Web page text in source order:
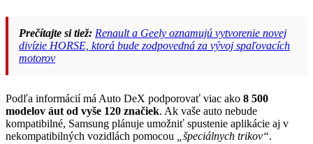
Prečítajte si tiež: Renault a Geely oznamujú vytvorenie novej
divízie HORSE, ktorá bude zodpovedná za vývoj spaľovacích
motorov
Podľa informácií má Auto DeX podporovať viac ako 8 500
modelov áut od vyše 120 značiek. Ak vaše auto nebude
kompatibilné, Samsung plánuje umožniť spustenie aplikácie aj v
nekompatibilných vozidlách pomocou
„špeciálnych trikov“.